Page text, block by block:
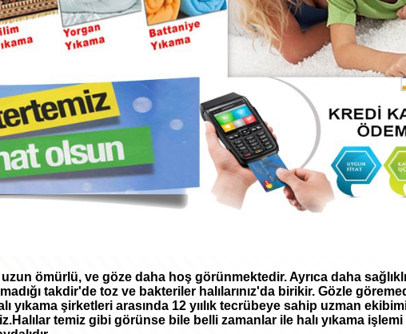
ömürlü, ve göze daha hoş görünmektedir. Ayrıca daha
takdir'de toz ve bakteriler halılarınız'da birikir. Gözle
yıkama şirketleri arasında 12 yıılık tecrübeye sahip uzman
temiz gibi görünse bile belli zamanlar ile halı yıkama işlemi